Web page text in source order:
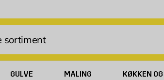
GULVE MALING KØKKEN